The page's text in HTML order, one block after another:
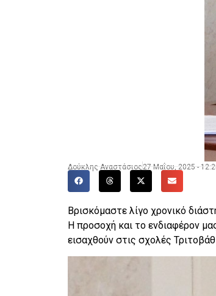
Δούκλης Αναστάσιος 27 Μαΐου, 2025 -
Βρισκόμαστε λίγο χρονικό
Η προσοχή και το ενδιαφέρον
εισαχθούν στις σχολές